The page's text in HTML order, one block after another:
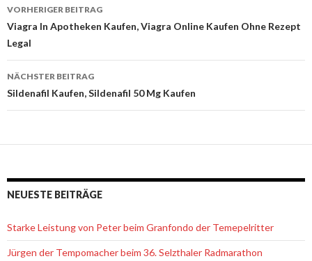
Beitrags-
Navigation
VORHERIGER BEITRAG
Viagra In Apotheken Kaufen, Viagra Online Kaufen Ohne Rezept
Legal
NÄCHSTER BEITRAG
Sildenafil Kaufen, Sildenafil 50 Mg Kaufen
NEUESTE BEITRÄGE
Starke Leistung von Peter beim Granfondo der Temepelritter
Jürgen der Tempomacher beim 36. Selzthaler Radmarathon